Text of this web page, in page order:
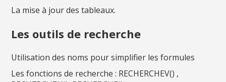
La mise à jour des tableaux.
Les outils de recherche
Utilisation des noms pour simplifier les formules
Les fonctions de recherche : RECHERCHEV() ,